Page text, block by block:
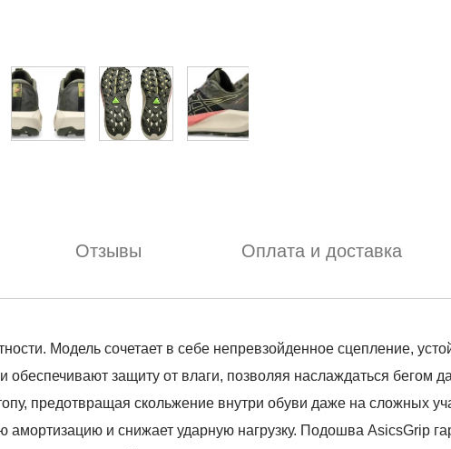
Отзывы Оплата и доставка
Модель сочетает в себе непревзойденное сцепление,
обеспечивают защиту от влаги, позволяя наслаждаться бегом
предотвращая скольжение внутри обуви даже на сложных
и снижает ударную нагрузку. Подошва AsicsGrip